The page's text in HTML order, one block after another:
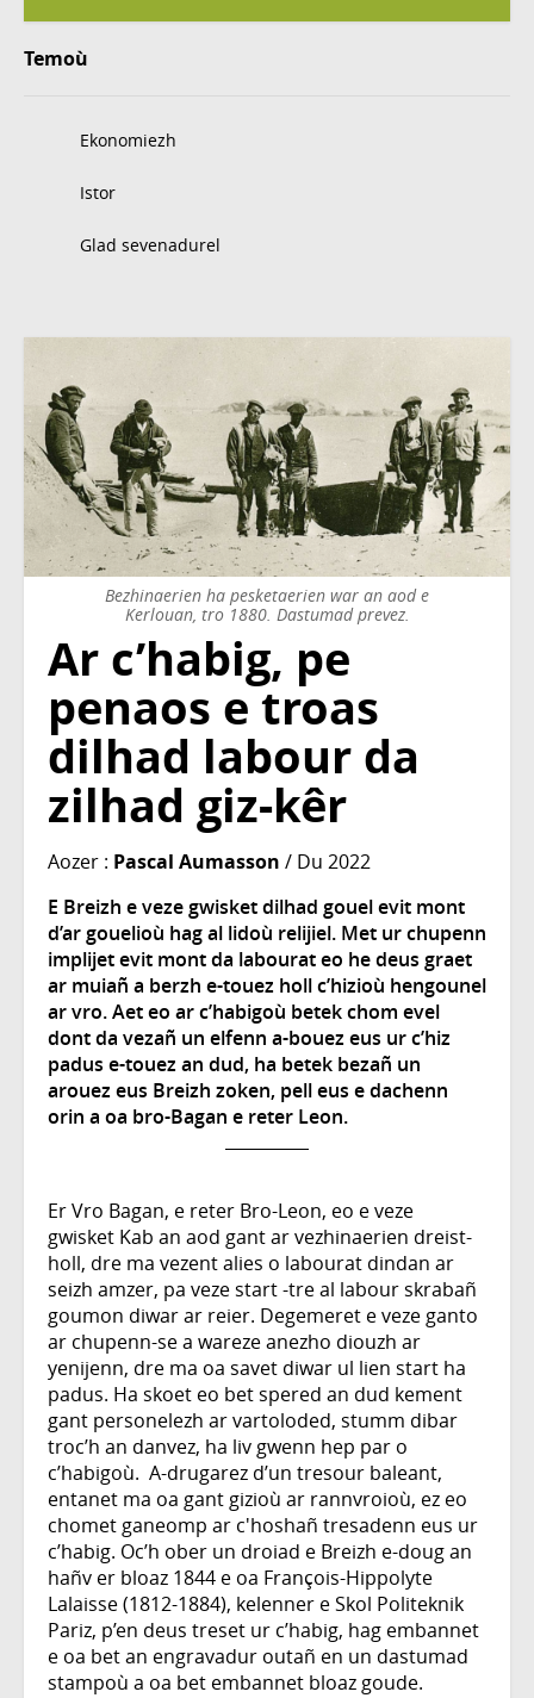
Temoù
Ekonomiezh
Istor
Glad sevenadurel
Bezhinaerien ha pesketaerien war an aod e
Kerlouan, tro 1880. Dastumad prevez.
Ar c’habig, pe
penaos e troas
dilhad labour da
zilhad giz-kêr
Aozer : Pascal Aumasson / Du 2022
E Breizh e veze gwisket dilhad gouel evit mont
d’ar gouelioù hag al lidoù relijiel. Met ur chupenn
implijet evit mont da labourat eo he deus graet
ar muiañ a berzh e-touez holl c’hizioù hengounel
ar vro. Aet eo ar c’habigoù betek chom evel
dont da vezañ un elfenn a-bouez eus ur c’hiz
padus e-touez an dud, ha betek bezañ un
arouez eus Breizh zoken, pell eus e dachenn
orin a oa bro-Bagan e reter Leon.
Er Vro Bagan, e reter Bro-Leon, eo e veze
gwisket Kab an aod gant ar vezhinaerien dreist-
holl, dre ma vezent alies o labourat dindan ar
seizh amzer, pa veze start -tre al labour skrabañ
goumon diwar ar reier. Degemeret e veze ganto
ar chupenn-se a wareze anezho diouzh ar
yenijenn, dre ma oa savet diwar ul lien start ha
padus. Ha skoet eo bet spered an dud kement
gant personelezh ar vartoloded, stumm dibar
troc’h an danvez, ha liv gwenn hep par o
c’habigoù. A-drugarez d’un tresour baleant,
entanet ma oa gant gizioù ar rannvroioù, ez eo
chomet ganeomp ar c'hoshañ tresadenn eus ur
c’habig. Oc’h ober un droiad e Breizh e-doug an
hañv er bloaz 1844 e oa François-Hippolyte
Lalaisse (1812-1884), kelenner e Skol Politeknik
Pariz, p’en deus treset ur c’habig, hag embannet
e oa bet an engravadur outañ en un dastumad
stampoù a oa bet embannet bloaz goude.